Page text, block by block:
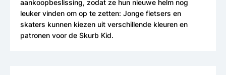
aankoopbeslissing, zodat ze hun nieuwe helm nog
leuker vinden om op te zetten: Jonge fietsers en
skaters kunnen kiezen uit verschillende kleuren en
patronen voor de Skurb Kid.